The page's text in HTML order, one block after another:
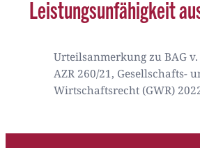
Leistungsunfähigkeit
Urteilsanmerkung zu BAG v.
AZR 260/21, Gesellschafts-
Wirtschaftsrecht (GWR)